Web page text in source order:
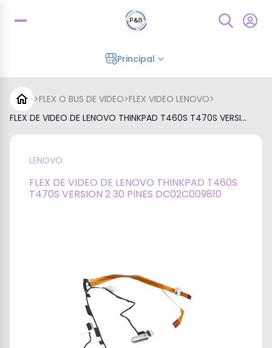
Principal
>FLEX O BUS DE VIDEO>FLEX VIDEO LENOVO>
FLEX DE VIDEO DE LENOVO THINKPAD T460S T470S VERSI...
LENOVO
FLEX DE VIDEO DE LENOVO THINKPAD T460S
T470S VERSION 2 30 PINES DC02C009810